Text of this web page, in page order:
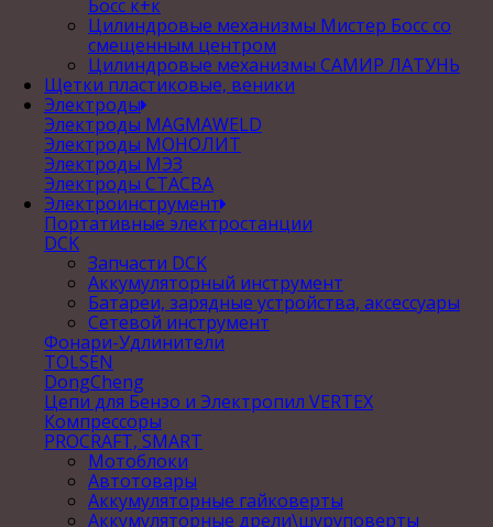
Босс к+к
Цилиндровые механизмы Мистер Босс со
смещенным центром
Цилиндровые механизмы САМИР ЛАТУНЬ
Щетки пластиковые, веники
Электроды
Электроды MAGMAWELD
Электроды МОНОЛИТ
Электроды МЭЗ
Электроды СТАСВА
Электроинструмент
Портативные электростанции
DCK
Запчасти DCK
Аккумуляторный инструмент
Батареи, зарядные устройства, аксессуары
Сетевой инструмент
Фонари-Удлинители
TOLSEN
DongCheng
Цепи для Бензо и Электропил VERTEX
Компрессоры
PROCRAFT, SMART
Мотоблоки
Автотовары
Аккумуляторные гайковерты
Аккумуляторные дрели\шуруповерты